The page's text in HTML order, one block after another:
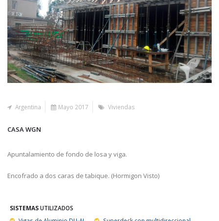
Argentina Mayo 2017 Viviendas
CASA WGN
Apuntalamiento de fondo de losa y viga.
Encofrado a dos caras de tabique. (Hormigon Visto)
SISTEMASUTILIZADOS